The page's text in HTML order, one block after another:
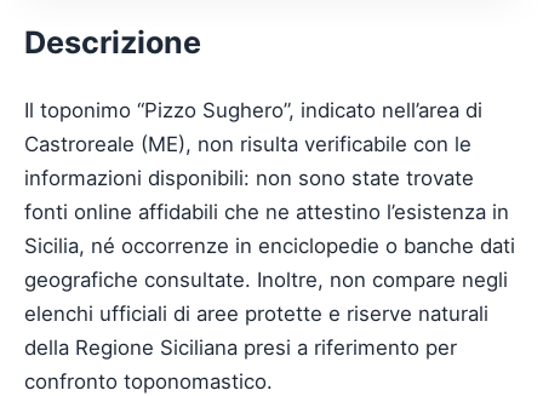
Descrizione
Il toponimo “Pizzo Sughero”, indicato nell’area di
Castroreale (ME), non risulta verificabile con le
informazioni disponibili: non sono state trovate
fonti online affidabili che ne attestino l’esistenza in
Sicilia, né occorrenze in enciclopedie o banche dati
geografiche consultate. Inoltre, non compare negli
elenchi ufficiali di aree protette e riserve naturali
della Regione Siciliana presi a riferimento per
confronto toponomastico.